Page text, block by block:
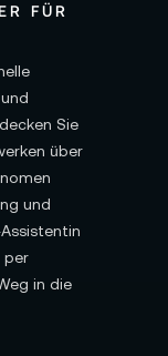
FÜR
Sie
über
und
per
in die